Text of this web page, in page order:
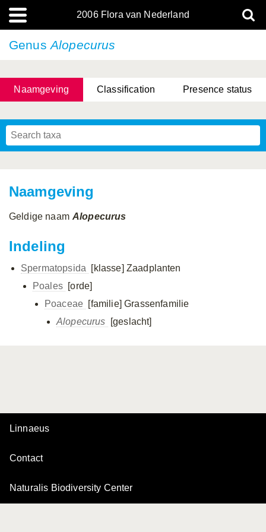
2006 Flora van Nederland
GenusAlopecurus
Naamgeving Classification Presence status
Naamgeving
Geldige naam Alopecurus
Indeling
Spermatopsida [klasse] Zaadplanten
Poales [orde]
Poaceae [familie] Grassenfamilie
Alopecurus
[geslacht]
Linnaeus
Contact
Naturalis Biodiversity Center